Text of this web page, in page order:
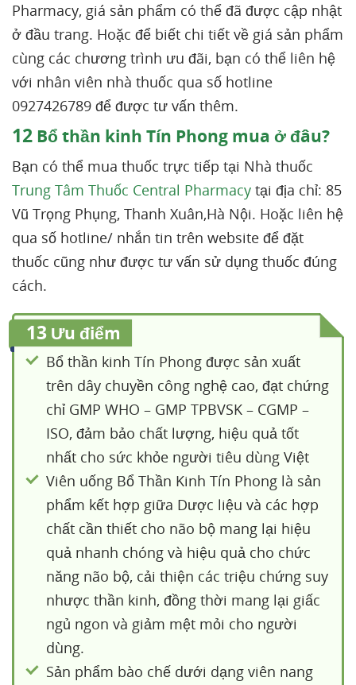
Pharmacy, giá sản phẩm có thể đã được cập nhật
ở đầu trang. Hoặc để biết chi tiết về giá sản phẩm
cùng các chương trình ưu đãi, bạn có thể liên hệ
với nhân viên nhà thuốc qua số hotline
0927426789 để được tư vấn thêm.
12 Bổ thần kinh Tín Phong mua ở đâu?
Bạn có thể mua thuốc trực tiếp tại Nhà thuốc
Trung Tâm Thuốc Central Pharmacy tại địa chỉ: 85
Vũ Trọng Phụng, Thanh Xuân,Hà Nội. Hoặc liên hệ
qua số hotline/ nhắn tin trên website để đặt
thuốc cũng như được tư vấn sử dụng thuốc đúng
cách.
13 Ưu điểm
Bổ thần kinh Tín Phong được sản xuất
trên dây chuyền công nghệ cao, đạt chứng
chỉ GMP WHO – GMP TPBVSK – CGMP –
ISO, đảm bảo chất lượng, hiệu quả tốt
nhất cho sức khỏe người tiêu dùng Việt
Viên uống Bổ Thần Kinh Tín Phong là sản
phẩm kết hợp giữa Dược liệu và các hợp
chất cần thiết cho não bộ mang lại hiệu
quả nhanh chóng và hiệu quả cho chức
năng não bộ, cải thiện các triệu chứng suy
nhược thần kinh, đồng thời mang lại giấc
ngủ ngon và giảm mệt mỏi cho người
dùng.
Sản phẩm bào chế dưới dạng viên nang